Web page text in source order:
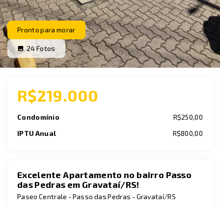
Pronto para morar
24Fotos
R$219.000
Condomínio
R$250,00
IPTU Anual
R$800,00
Excelente Apartamento no bairro Passo
das Pedras em Gravataí/RS!
Paseo Centrale -Passo das Pedras - Gravataí/RS